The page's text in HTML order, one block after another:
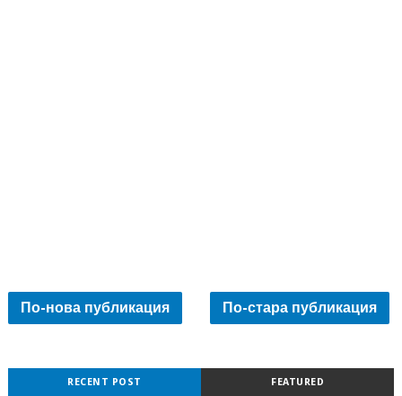
По-нова публикация По-стара публикация
RECENT POST FEATURED